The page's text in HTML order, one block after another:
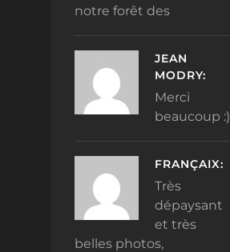
notre forêt des
JEAN
MODRY:
Merci
beaucoup :)
FRANÇAIX:
Très
dépaysant
et très
belles photos,